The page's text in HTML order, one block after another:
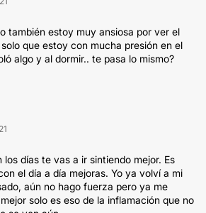
también estoy muy ansiosa por ver el
que estoy con mucha presión en el
algo y al dormir.. te pasa lo mismo?
los días te vas a ir sintiendo mejor. Es
el día a día mejoras. Yo ya volví a mi
aún no hago fuerza pero ya me
solo es eso de la inflamación que no